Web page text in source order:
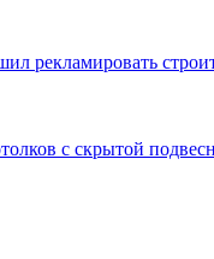
рекламировать
с скрытой